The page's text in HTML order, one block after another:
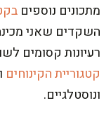
מתכונים נוספים
השקדים שאני
רעיונות קסומים
קטגוריית הקינוחים
ונוסטלגיים.